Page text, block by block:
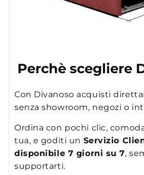
Perchè scegliere
Con Divanoso acquisti
senza showroom, negozi o
Ordina con pochi clic,
tua, e goditi un Servizio
disponibile 7 giorni su 7,
supportarti.